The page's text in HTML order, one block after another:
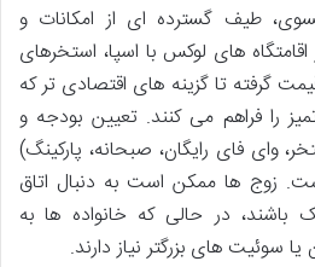
طیف گسترده ای از امکانات و
های لوکس با اسپا، استخرهای
گرفته تا گزینه های اقتصادی تر که
را فراهم می کنند. تعیین بودجه و
وای فای رایگان، صبحانه، پارکینگ)
است. زوج ها ممکن است به دنبال اتاق
باشند، در حالی که خانواده ها به
یا سوئیت های بزرگتر نیاز دارند.